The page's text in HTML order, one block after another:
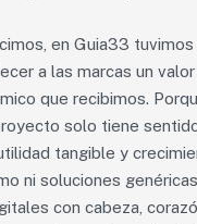
en Guia33
a las marcas un
que recibimos.
solo tiene
tangible y
ni soluciones
con cabeza,